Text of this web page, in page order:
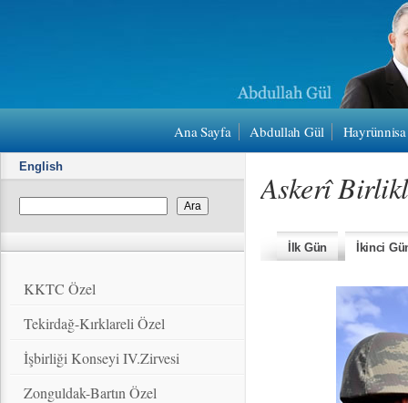
Ana Sayfa Abdullah Gül
English
KKTC Özel
Tekirdağ-Kırklareli Özel
İşbirliği Konseyi IV.Zirvesi
Zonguldak-Bartın Özel
Askerî
İlk Gün İkinci